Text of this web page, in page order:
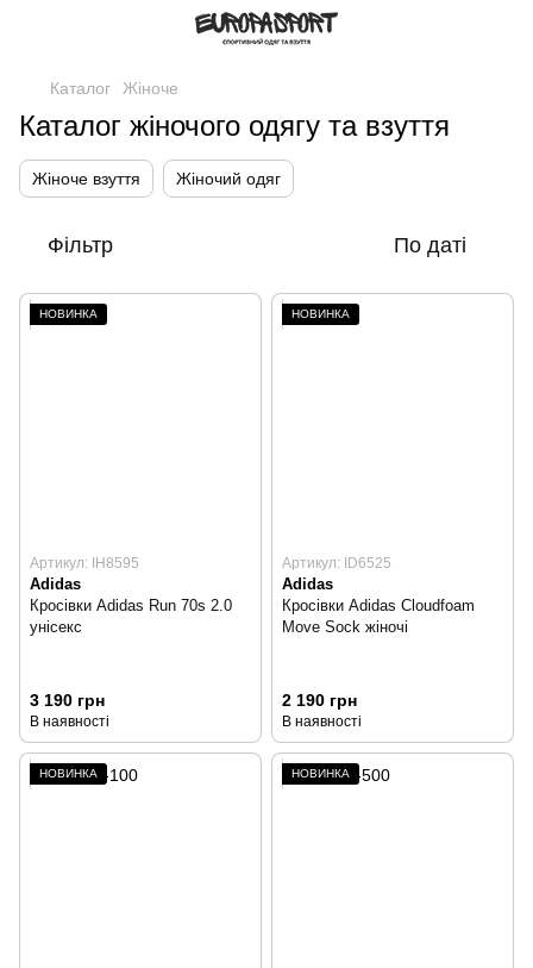
Каталог Жіноче
Каталог жіночого одягу та взуття
Жіноче взуття Жіночий одяг
Фільтр По даті
НОВИНКА
Артикул: IH8595
Adidas
Кросівки Adidas Run 70s 2.0
унісекс
3 190 грн
В наявності
НОВИНКА
Артикул: ID6525
Adidas
Кросівки Adidas Cloudfoam
Move Sock жіночі
2 190 грн
В наявності
НОВИНКА НОВИНКА